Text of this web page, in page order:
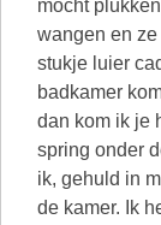
mocht
wangen en
stukje luier
badkamer
dan kom ik je
spring onder
ik, gehuld in
de kamer. Ik